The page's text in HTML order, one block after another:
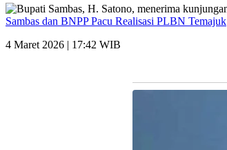
Sambas dan BNPP Pacu Realisasi PLBN Temajuk
4 Maret 2026 | 17:42 WIB